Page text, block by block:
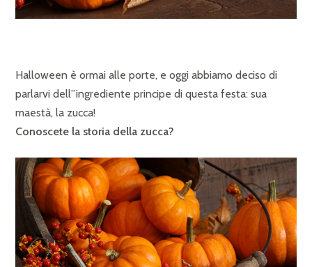
Halloween è ormai alle porte, e oggi abbiamo deciso di
parlarvi dell”ingrediente principe di questa festa: sua
maestà, la zucca!
Conoscete la storia della zucca?